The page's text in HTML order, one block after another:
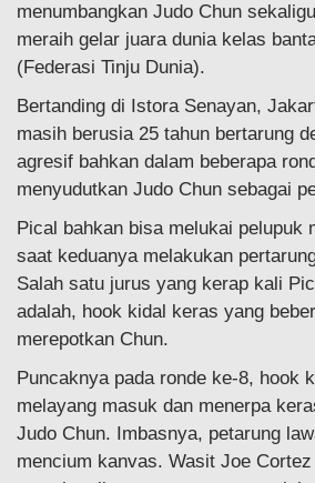
menumbangkan Judo Chun
meraih gelar juara dunia kelas
(Federasi Tinju Dunia).
Bertanding di Istora Senayan,
masih berusia 25 tahun bertarung
agresif bahkan dalam beberapa
menyudutkan Judo Chun sebagai
Pical bahkan bisa melukai pelupuk
saat keduanya melakukan
Salah satu jurus yang kerap kali
adalah, hook kidal keras yang
merepotkan Chun.
Puncaknya pada ronde ke-8, hook
melayang masuk dan menerpa
Judo Chun. Imbasnya, petarung
mencium kanvas. Wasit Joe